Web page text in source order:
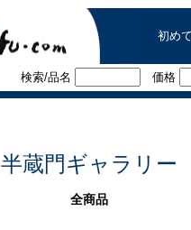
初め
検索/品名 価格
半蔵門ギャラリー
全商品